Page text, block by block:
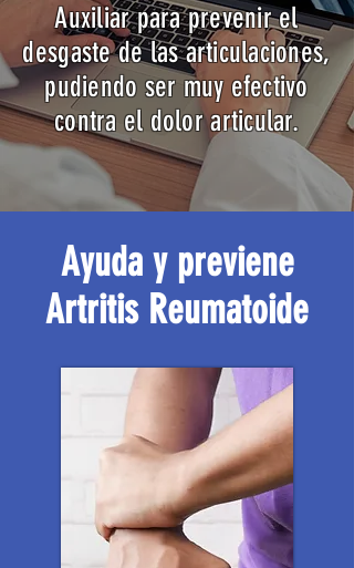
Auxiliar para prevenir el
desgaste de las articulaciones,
pudiendo ser muy efectivo
contra el dolor articular.
Ayuda y previene
Artritis Reumatoide